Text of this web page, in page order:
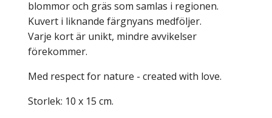
blommor och gräs som samlas i regionen.
Kuvert i liknande färgnyans medföljer.
Varje kort är unikt, mindre avvikelser
förekommer.
Med respect for nature - created with love.
Storlek: 10 x 15 cm.